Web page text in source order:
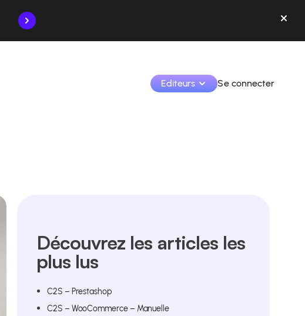
Editeurs
Apprenez à utiliser la plateforme pas à pas.
Se connecter
Découvrez les articles les
plus lus
C2S – Prestashop
C2S – WooCommerce – Manuelle